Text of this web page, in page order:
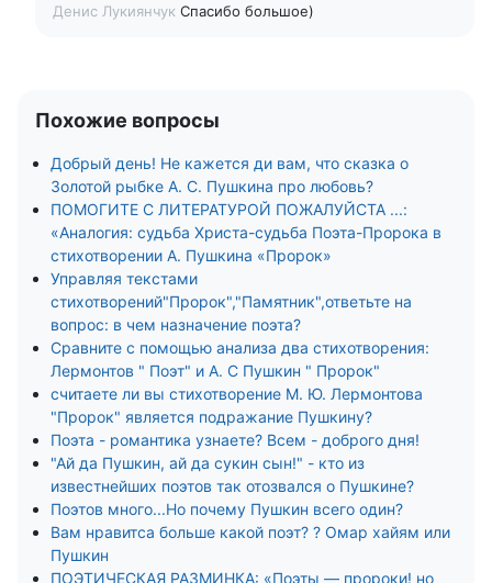
Денис Лукиянчук Спасибо большое)
Похожие вопросы
Добрый день! Не кажется ди вам, что сказка о
Золотой рыбке А. С. Пушкина про любовь?
ПОМОГИТЕ С ЛИТЕРАТУРОЙ ПОЖАЛУЙСТА ...:
«Аналогия: судьба Христа-судьба Поэта-Пророка в
стихотворении А. Пушкина «Пророк»
Управляя текстами
стихотворений"Пророк","Памятник",ответьте на
вопрос: в чем назначение поэта?
Сравните с помощью анализа два стихотворения:
Лермонтов " Поэт" и А. С Пушкин " Пророк"
считаете ли вы стихотворение М. Ю. Лермонтова
"Пророк" является подражание Пушкину?
Поэта - романтика узнаете? Всем - доброго дня!
"Ай да Пушкин, ай да сукин сын!" - кто из
известнейших поэтов так отозвался о Пушкине?
Поэтов много...Но почему Пушкин всего один?
Вам нравитса больше какой поэт? ? Омар хайям или
Пушкин
ПОЭТИЧЕСКАЯ РАЗМИНКА: «Поэты — пророки! но